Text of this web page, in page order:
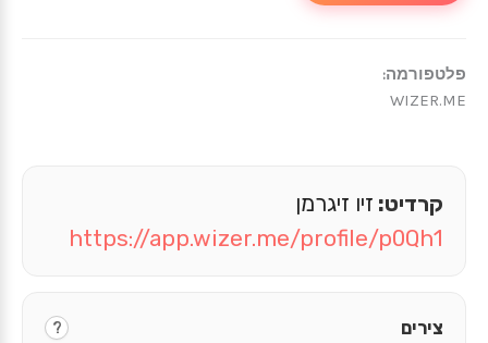
פלטפורמה:
WIZER.ME
קרדיט: זיו זיגרמן
https://app.wizer.me/profile/p0Qh1
צירים ?